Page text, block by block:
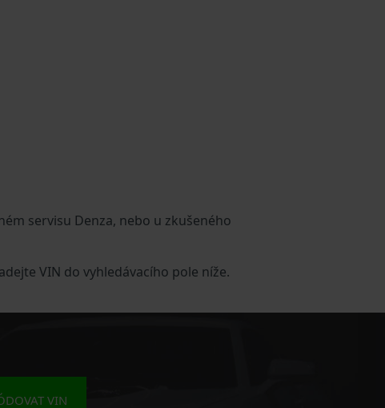
servisu Denza, nebo u zkušeného
VIN do vyhledávacího pole níže.
VIN